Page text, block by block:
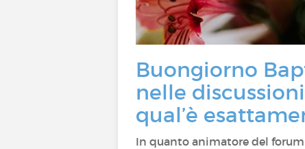
Buongiorno
nelle
qual’è
In quanto animatore del